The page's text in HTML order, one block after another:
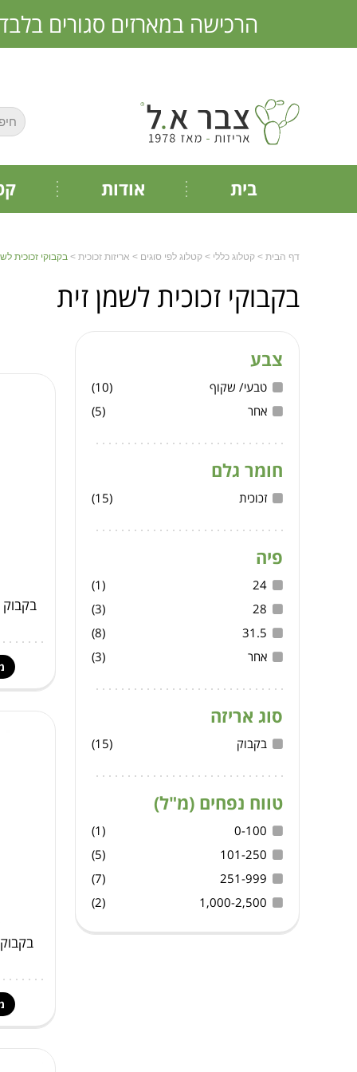
הרכישה במארזים סגורים בלבד * אין
חפש:
בית אודות
דף הבית > קטלוג כללי > קטלוג לפי סוגים > אריזות זכוכית > בקבוקי זכוכית
בקבוקי זכוכית לשמן זית
צבע
טבעי/ שקוף
(10)
אחר
(5)
חומר גלם
זכוכית (15)
פיה
24
(1)
28
(3)
31.5
(8)
אחר
(3)
סוג אריזה
בקבוק (15)
טווח נפחים (מ"ל)
0-100
(1)
101-250
(5)
251-999
(7)
1,000-2,500
(2)